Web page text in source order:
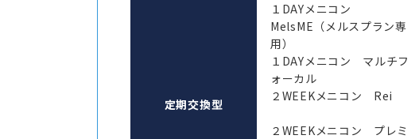
定期交換型
１DAYメニコン
MelsME（メルスプラン専
用）
１DAYメニコン マルチフ
ォーカル
２WEEKメニコン Rei
２WEEKメニコン プレミ